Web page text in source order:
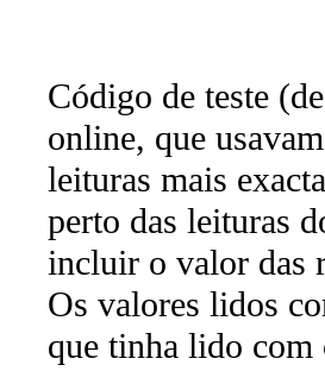
Código de teste
online, que
leituras mais
perto das leituras
incluir o valor das
Os valores lidos
que tinha lido com